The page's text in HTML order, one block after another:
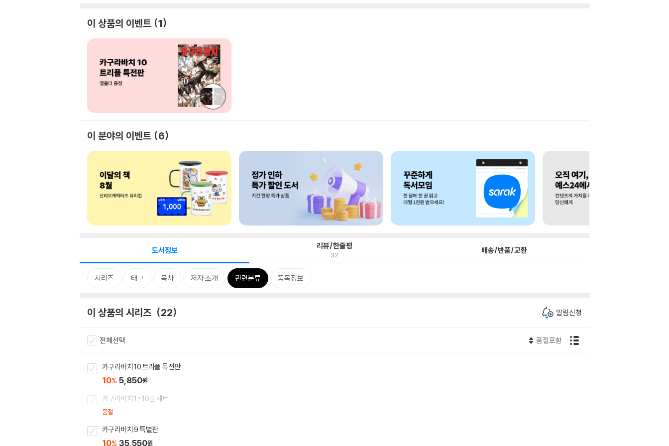
이 상품의 이벤트 1
이 분야의 이벤트 6
도서정보 리뷰/한줄평
32 배송/반품/교환
시리즈 태그 목차 저자 소개 관련분류 품목정보
이 상품의 시리즈 22 알림신청
전체선택 품절포함
카구라바치 10 트리플 특전판
10% 5,850원
카구라바치 1~10권 세트
품절
카구라바치 9 특별판
10% 35,550원